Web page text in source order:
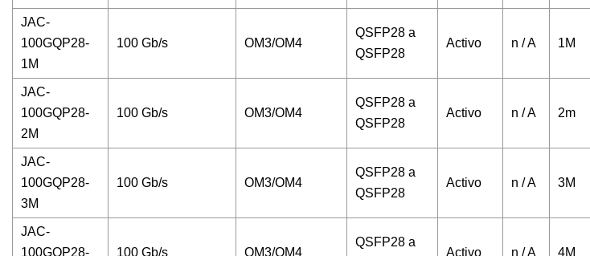
JAC-
100GQP28-
1M
100 Gb/s OM3/OM4
QSFP28 a
QSFP28
Activo n / A 1M
JAC-
100GQP28-
2M
100 Gb/s OM3/OM4
QSFP28 a
QSFP28
Activo n / A 2m
JAC-
100GQP28-
3M
100 Gb/s OM3/OM4
QSFP28 a
QSFP28
Activo n / A 3M
JAC-
100GQP28-
100 Gb/s OM3/OM4
QSFP28 a
Activo n / A 4M